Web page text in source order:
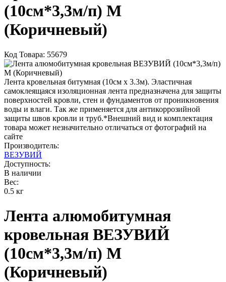
(10см*3,3м/п) М
(Коричневый)
Код Товара: 55679
Лента кровельная битумная (10см x 3.3м). Эластичная
самоклеящаяся изоляционная лента предназначена для защиты
поверхностей кровли, стен и фундаментов от проникновения
воды и влаги. Так же применяется для антикоррозийной
защиты швов кровли и труб.*Внешний вид и комплектация
товара может незначительно отличаться от фотографий на
сайте
Производитель:
ВЕЗУВИЙ
Доступность:
В наличии
Вес:
0.5 кг
Лента алюмобитумная
кровельная ВЕЗУВИЙ
(10см*3,3м/п) М
(Коричневый)